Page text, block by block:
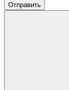
Отправить